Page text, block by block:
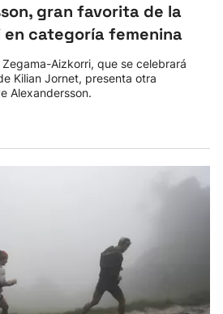
gran favorita de la
en categoría femenina
Aizkorri, que se celebrará
Kilian Jornet, presenta otra
Alexandersson.